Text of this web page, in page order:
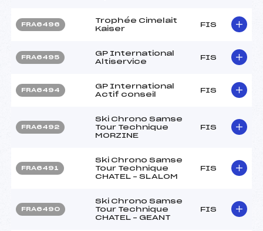
FRA6496
Trophée Cimelait
Kaiser
FIS
FRA6495
GP International
Altiservice
FIS
FRA6494
GP International
Actif conseil
FIS
FRA6492
Ski Chrono Samse
Tour Technique
MORZINE
FIS
FRA6491
Ski Chrono Samse
Tour Technique
CHATEL – SLALOM
FIS
FRA6490
Ski Chrono Samse
Tour Technique
CHATEL – GEANT
FIS